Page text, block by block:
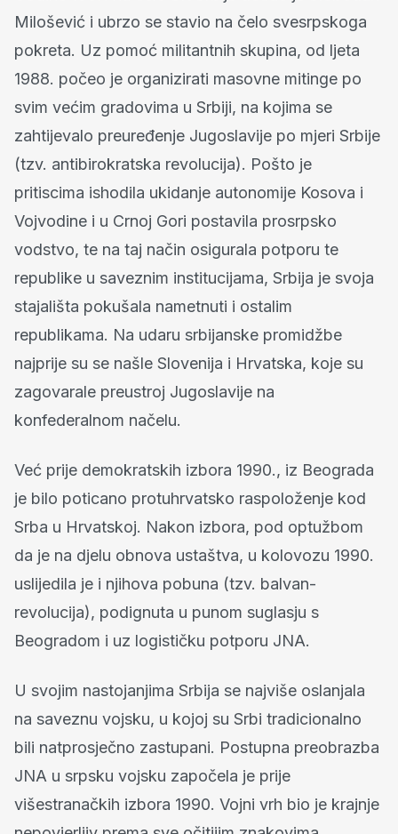
Milošević i ubrzo se stavio na čelo svesrpskoga
pokreta. Uz pomoć militantnih skupina, od ljeta
1988. počeo je organizirati masovne mitinge po
svim većim gradovima u Srbiji, na kojima se
zahtijevalo preuređenje Jugoslavije po mjeri Srbije
(tzv. antibirokratska revolucija). Pošto je
pritiscima ishodila ukidanje autonomije Kosova i
Vojvodine i u Crnoj Gori postavila prosrpsko
vodstvo, te na taj način osigurala potporu te
republike u saveznim institucijama, Srbija je svoja
stajališta pokušala nametnuti i ostalim
republikama. Na udaru srbijanske promidžbe
najprije su se našle Slovenija i Hrvatska, koje su
zagovarale preustroj Jugoslavije na
konfederalnom načelu.
Već prije demokratskih izbora 1990., iz Beograda
je bilo poticano protuhrvatsko raspoloženje kod
Srba u Hrvatskoj. Nakon izbora, pod optužbom
da je na djelu obnova ustaštva, u kolovozu 1990.
uslijedila je i njihova pobuna (tzv. balvan-
revolucija), podignuta u punom suglasju s
Beogradom i uz logističku potporu JNA.
U svojim nastojanjima Srbija se najviše oslanjala
na saveznu vojsku, u kojoj su Srbi tradicionalno
bili natprosječno zastupani. Postupna preobrazba
JNA u srpsku vojsku započela je prije
višestranačkih izbora 1990. Vojni vrh bio je krajnje